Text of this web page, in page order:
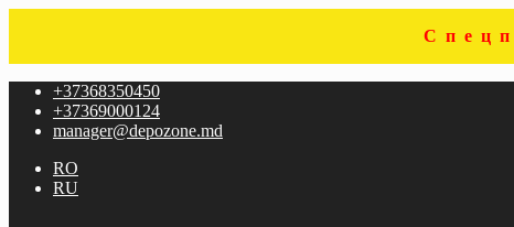
navigare
conținut
+37368350450
+37369000124
manager@depozone.md
RO
RU